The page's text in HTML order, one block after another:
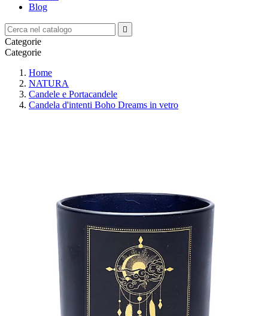
Blog

Categorie
Categorie
Home
NATURA
Candele e Portacandele
Candela d'intenti Boho Dreams in vetro